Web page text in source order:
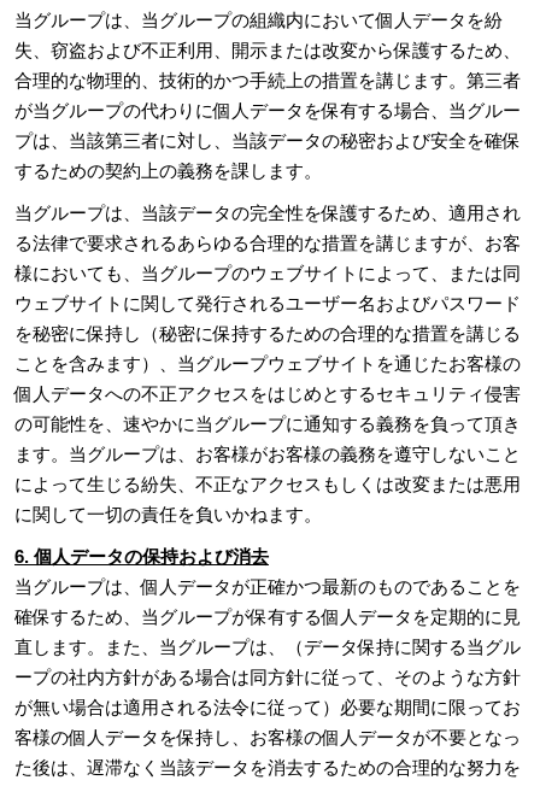
当グループは、当グループの組織内において個人データを紛
失、窃盗および不正利用、開示または改変から保護するため、
合理的な物理的、技術的かつ手続上の措置を講じます。第三者
が当グループの代わりに個人データを保有する場合、当グルー
プは、当該第三者に対し、当該データの秘密および安全を確保
するための契約上の義務を課します。
当グループは、当該データの完全性を保護するため、適用され
る法律で要求されるあらゆる合理的な措置を講じますが、お客
様においても、当グループのウェブサイトによって、または同
ウェブサイトに関して発行されるユーザー名およびパスワード
を秘密に保持し（秘密に保持するための合理的な措置を講じる
ことを含みます）、当グループウェブサイトを通じたお客様の
個人データへの不正アクセスをはじめとするセキュリティ侵害
の可能性を、速やかに当グループに通知する義務を負って頂き
ます。当グループは、お客様がお客様の義務を遵守しないこと
によって生じる紛失、不正なアクセスもしくは改変または悪用
に関して一切の責任を負いかねます。
6. 個人データの保持および消去
当グループは、個人データが正確かつ最新のものであることを
確保するため、当グループが保有する個人データを定期的に見
直します。また、当グループは、（データ保持に関する当グル
ープの社内方針がある場合は同方針に従って、そのような方針
が無い場合は適用される法令に従って）必要な期間に限ってお
客様の個人データを保持し、お客様の個人データが不要となっ
た後は、遅滞なく当該データを消去するための合理的な努力を